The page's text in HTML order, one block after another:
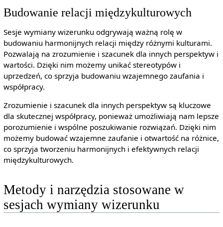
Budowanie relacji międzykulturowych
Sesje wymiany wizerunku odgrywają ważną rolę w
budowaniu harmonijnych relacji między różnymi kulturami.
Pozwalają na zrozumienie i szacunek dla innych perspektyw i
wartości. Dzięki nim możemy unikać stereotypów i
uprzedzeń, co sprzyja budowaniu wzajemnego zaufania i
współpracy.
Zrozumienie i szacunek dla innych perspektyw są kluczowe
dla skutecznej współpracy, ponieważ umożliwiają nam lepsze
porozumienie i wspólne poszukiwanie rozwiązań. Dzięki nim
możemy budować wzajemne zaufanie i otwartość na różnice,
co sprzyja tworzeniu harmonijnych i efektywnych relacji
międzykulturowych.
Metody i narzędzia stosowane w
sesjach wymiany wizerunku